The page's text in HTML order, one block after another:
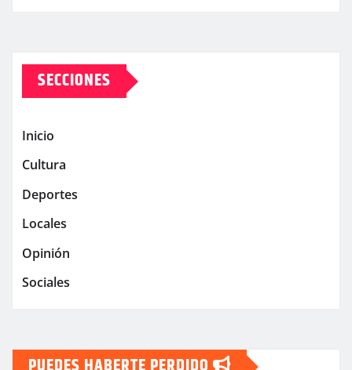
SECCIONES
Inicio
Cultura
Deportes
Locales
Opinión
Sociales